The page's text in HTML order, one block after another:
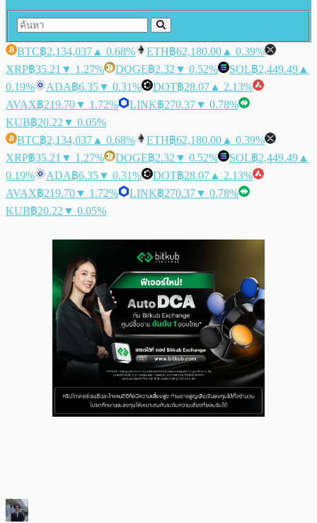
BTC฿2,134,037 ▲ 0.68% ETH฿62,180.00 ▲ 0.39%
XRP฿35.21 ▼ 1.27% DOGE฿2.32 ▼ 0.52% SOL฿2,449.49 ▲
0.19%
ADA฿6.35▼ 0.31% DOT฿28.07 ▲ 2.13%
AVAX฿219.70▼ 1.72% LINK฿270.37▼ 0.78%
KUB฿20.22 ▼ 0.05%
BTC฿2,134,037 ▲ 0.68% ETH฿62,180.00 ▲ 0.39%
XRP฿35.21 ▼ 1.27% DOGE฿2.32 ▼ 0.52% SOL฿2,449.49 ▲
0.19%
ADA฿6.35▼ 0.31% DOT฿28.07 ▲ 2.13%
AVAX฿219.70▼ 1.72% LINK฿270.37▼ 0.78%
KUB฿20.22 ▼ 0.05%